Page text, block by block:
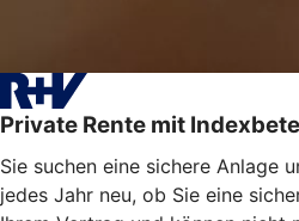
Private Rente mit
Sie suchen eine sichere Anlage
jedes Jahr neu, ob Sie eine